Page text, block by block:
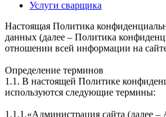
Услуги сварщика
Настоящая Политика
данных (далее – Политика
отношении всей информации на
Определение терминов
1.1. В настоящей Политике
используются следующие термины:
1.1.1.«Администрация сайта (далее –